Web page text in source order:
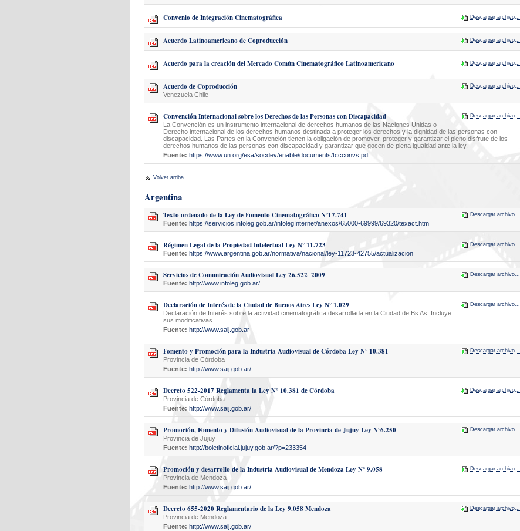
Descargar archivo...
Convenio de Integración Cinematográfica
Descargar archivo...
Acuerdo Latinoamericano de Coproducción
Descargar archivo...
Acuerdo para la creación del Mercado Común Cinematográfico Latinoamericano
Descargar archivo...
Acuerdo de Coproducción
Venezuela Chile
Descargar archivo...
Convención Internacional sobre los Derechos de las Personas con Discapacidad
La Convención es un instrumento internacional de derechos humanos de las Naciones Unidas o
Derecho internacional de los derechos humanos destinada a proteger los derechos y la dignidad de las personas con
discapacidad. Las Partes en la Convención tienen la obligación de promover, proteger y garantizar el pleno disfrute de los
derechos humanos de las personas con discapacidad y garantizar que gocen de plena igualdad ante la ley.
Fuente: https://www.un.org/esa/socdev/enable/documents/tccconvs.pdf
Volver arriba
Argentina
Descargar archivo...
Texto ordenado de la Ley de Fomento Cinematográfico N°17.741
Fuente: https://servicios.infoleg.gob.ar/infolegInternet/anexos/65000-69999/69320/texact.htm
Descargar archivo...
Régimen Legal de la Propiedad Intelectual Ley N° 11.723
Fuente: https://www.argentina.gob.ar/normativa/nacional/ley-11723-42755/actualizacion
Descargar archivo...
Servicios de Comunicación Audiovisual Ley 26.522_2009
Fuente: http://www.infoleg.gob.ar/
Descargar archivo...
Declaración de Interés de la Ciudad de Buenos Aires Ley N° 1.029
Declaración de Interés sobre la actividad cinematográfica desarrollada en la Ciudad de Bs As. Incluye
sus modificativas.
Fuente: http://www.saij.gob.ar
Descargar archivo...
Fomento y Promoción para la Industria Audiovisual de Córdoba Ley N° 10.381
Provincia de Córdoba
Fuente: http://www.saij.gob.ar/
Descargar archivo...
Decreto 522-2017 Reglamenta la Ley N° 10.381 de Córdoba
Provincia de Córdoba
Fuente: http://www.saij.gob.ar/
Descargar archivo...
Promoción, Fomento y Difusión Audiovisual de la Provincia de Jujuy Ley N°6.250
Provincia de Jujuy
Fuente: http://boletinoficial.jujuy.gob.ar/?p=233354
Descargar archivo...
Promoción y desarrollo de la Industria Audiovisual de Mendoza Ley N° 9.058
Provincia de Mendoza
Fuente: http://www.saij.gob.ar/
Descargar archivo...
Decreto 655-2020 Reglamentario de la Ley 9.058 Mendoza
Provincia de Mendoza
Fuente: http://www.saij.gob.ar/